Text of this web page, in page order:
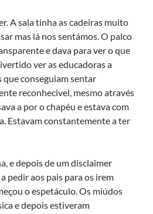
A sala tinha as cadeiras muito
mas lá nos sentámos. O palco
e dava para ver o que
ver as educadoras a
conseguiam sentar
reconhecivel, mesmo através
a por o chapéu e estava com
Estavam constantemente a ter
e depois de um disclaimer
pedir aos pais para os irem
o espetáculo. Os miúdos
e depois estiveram